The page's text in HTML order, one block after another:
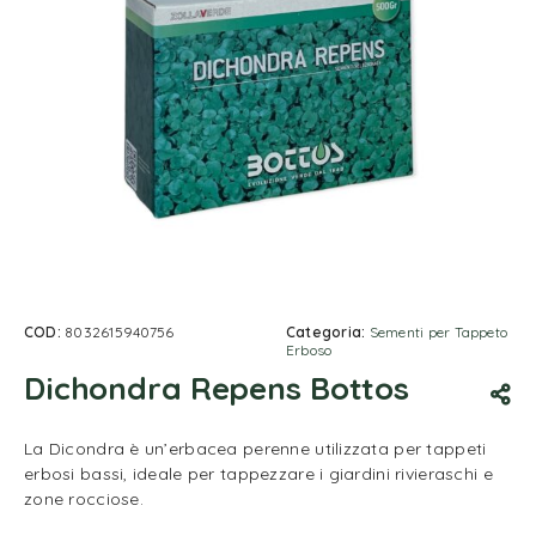
COD: 8032615940756 Categoria: Sementi per Tappeto
Erboso
Dichondra Repens Bottos
La Dicondra è un’erbacea perenne utilizzata per tappeti
erbosi bassi, ideale per tappezzare i giardini rivieraschi e
zone rocciose.